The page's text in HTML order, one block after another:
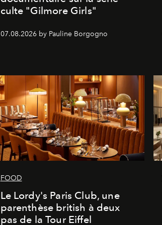
culte "Gilmore Girls"
07.08.2026 by Pauline Borgogno
FOOD
Le Lordy's Paris Club, une
parenthèse british à deux
pas de la Tour Eiffel